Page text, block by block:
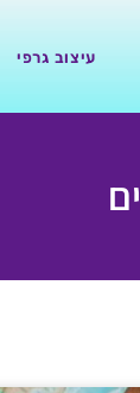
עיצוב גרפי